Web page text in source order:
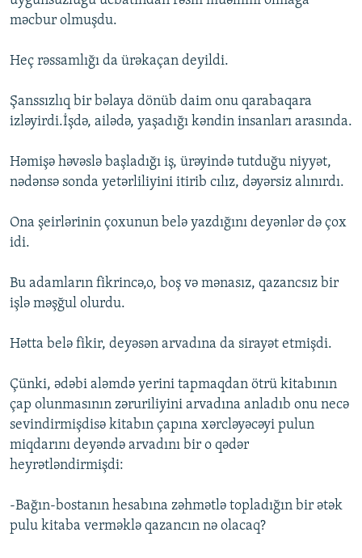
məcbur olmuşdu.
Heç rəssamlığı da ürəkaçan deyildi.
Şanssızlıq bir bəlaya dönüb daim onu qarabaqara
izləyirdi.İşdə, ailədə, yaşadığı kəndin insanları arasında.
Həmişə həvəslə başladığı iş, ürəyində tutduğu niyyət,
nədənsə sonda yetərliliyini itirib cılız, dəyərsiz alınırdı.
Ona şeirlərinin çoxunun belə yazdığını deyənlər də çox
idi.
Bu adamların fikrincə,o, boş və mənasız, qazancsız bir
işlə məşğul olurdu.
Hətta belə fikir, deyəsən arvadına da sirayət etmişdi.
Çünki, ədəbi aləmdə yerini tapmaqdan ötrü kitabının
çap olunmasının zəruriliyini arvadına anladıb onu necə
sevindirmişdisə kitabın çapına xərcləyəcəyi pulun
miqdarını deyəndə arvadını bir o qədər
heyrətləndirmişdi:
-Bağın-bostanın hesabına zəhmətlə topladığın bir ətək
pulu kitaba verməklə qazancın nə olacaq?